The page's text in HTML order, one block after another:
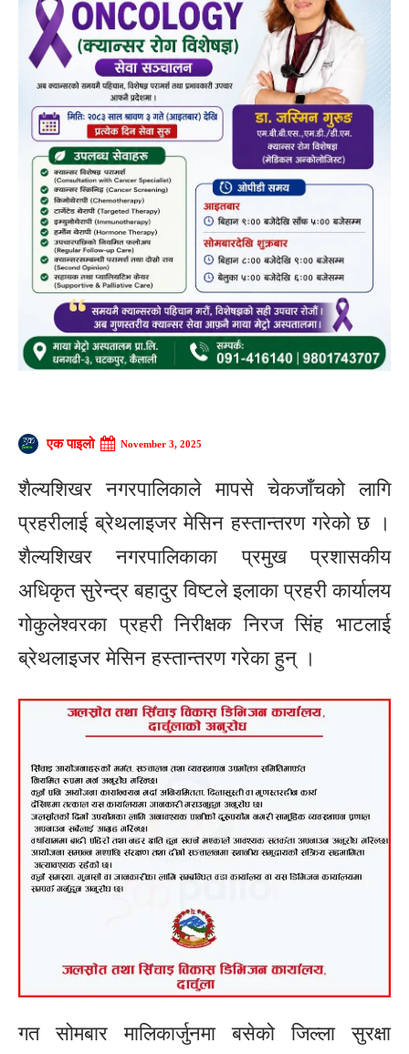
एक पाइलो November 3, 2025
शैल्यशिखर नगरपालिकाले मापसे चेकजाँचको लागि
प्रहरीलाई ब्रेथलाइजर मेसिन हस्तान्तरण गरेको छ ।
शैल्यशिखर नगरपालिकाका प्रमुख प्रशासकीय
अधिकृत सुरेन्द्र बहादुर विष्टले इलाका प्रहरी कार्यालय
गोकुलेश्वरका प्रहरी निरीक्षक निरज सिंह भाटलाई
ब्रेथलाइजर मेसिन हस्तान्तरण गरेका हुन् ।
गत सोमबार मालिकार्जुनमा बसेको जिल्ला सुरक्षा